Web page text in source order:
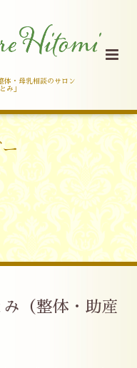
体・母乳相談のサロン
み」
（整体・助産